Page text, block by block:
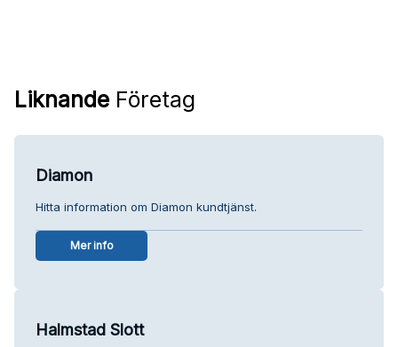
Liknande Företag
Diamon
Hitta information om Diamon kundtjänst.
Mer info
Halmstad Slott